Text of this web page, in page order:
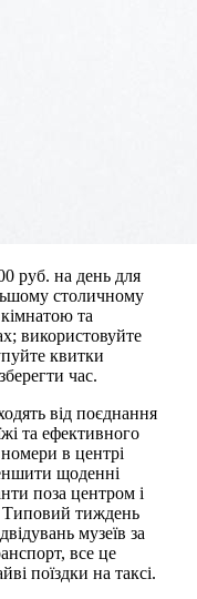
руб. на день для
столичному
кімнатою та
використовуйте
квитки
час.
від поєднання
та ефективного
в центрі
щоденні
поза центром і
Типовий тиждень
музеїв за
все це
поїздки на таксі.